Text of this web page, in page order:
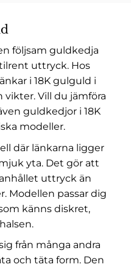
följsam guldkedja
uttryck. Hos
i 18K gulguld i
vikter. Vill du jämföra
guldkedjor i 18K
modeller.
där länkarna ligger
yta. Det gör att
uttryck än
Modellen passar dig
känns diskret,
från många andra
och täta form. Den